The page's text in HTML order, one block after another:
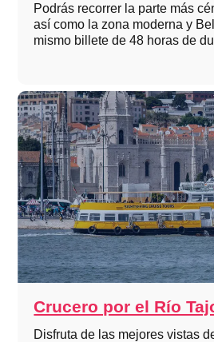
Podrás recorrer la parte más
así como la zona moderna y
mismo billete de 48 horas de
Crucero por el Río
Disfruta de las mejores vistas